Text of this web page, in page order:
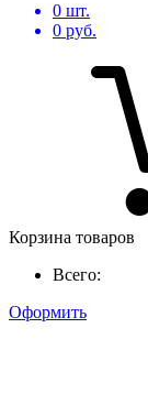
0 шт.
0 руб.
Корзина товаров
Всего:
Оформить